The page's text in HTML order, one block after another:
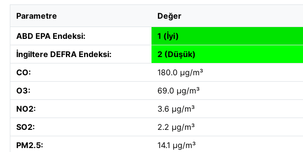
Parametre Değer
ABD EPA Endeksi:
1 (İyi)
İngiltere DEFRA Endeksi:
2 (Düşük)
CO:
180.0 µg/m³
O3:
69.0 µg/m³
NO2:
3.6 µg/m³
SO2:
2.2 µg/m³
PM2.5:
14.1 µg/m³